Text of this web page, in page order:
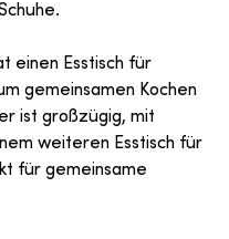
einen Esstisch für
gemeinsamen Kochen
ist großzügig, mit
weiteren Esstisch für
für gemeinsame